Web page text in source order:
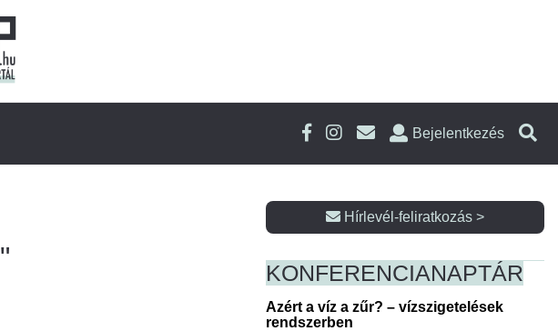
Bejelentkezés
"
Hírlevél-feliratkozás >
KONFERENCIANAPTÁR
Azért a víz a zűr? – vízszigetelések
rendszerben